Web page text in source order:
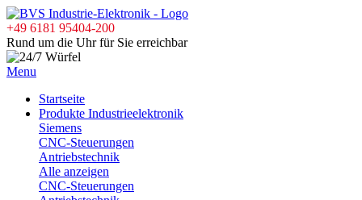
+49 6181 95404-200
Rund um die Uhr für Sie erreichbar
Menu
Startseite
Produkte Industrieelektronik
Siemens
CNC-Steuerungen
Antriebstechnik
Alle anzeigen
CNC-Steuerungen